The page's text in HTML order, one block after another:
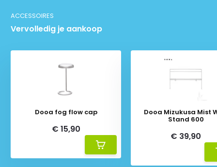
ACCESSOIRES
Vervolledig je aankoop
Dooa fog flow cap
€ 15,90
Dooa Mizukusa Mist
Stand 600
€ 39,90